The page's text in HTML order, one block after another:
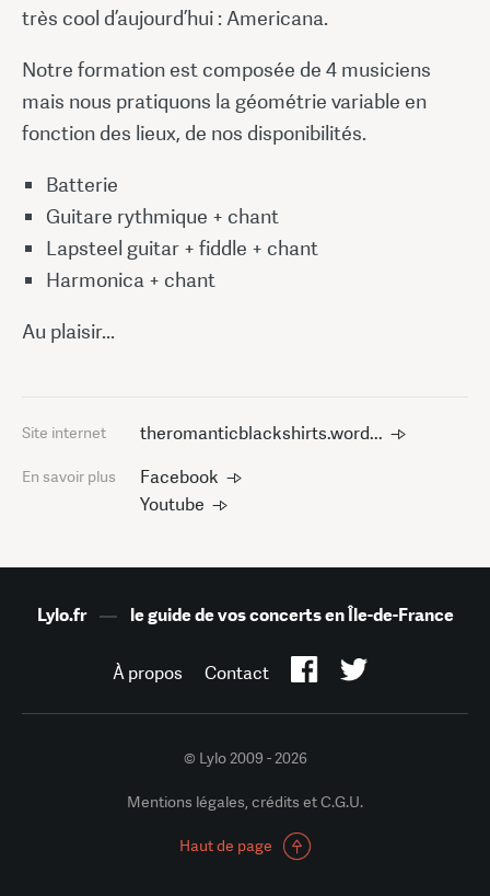
très cool d’aujourd’hui : Americana.
Notre formation est composée de 4 musiciens
mais nous pratiquons la géométrie variable en
fonction des lieux, de nos disponibilités.
Batterie
Guitare rythmique + chant
Lapsteel guitar + fiddle + chant
Harmonica + chant
Au plaisir...
Site internet theromanticblackshirts.word...
En savoir plus
Facebook
Youtube
Lylo.fr— le guide de vos concerts en Île-de-France
À propos Contact
© Lylo 2009 - 2026
Mentions légales, crédits et C.G.U.
Haut de page